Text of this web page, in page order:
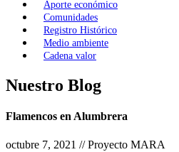
Aporte económico
Comunidades
Registro Histórico
Medio ambiente
Cadena valor
Nuestro Blog
Flamencos en Alumbrera
octubre 7, 2021 // Proyecto MARA